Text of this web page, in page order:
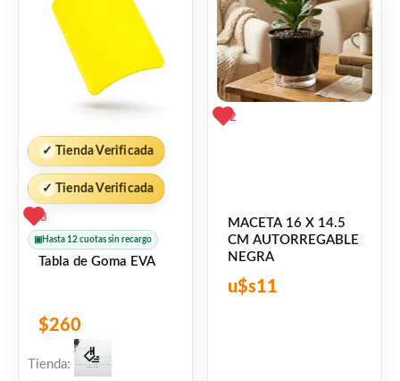
✓ Tienda Verificada
✓ Tienda Verificada
3
▣ Hasta 12 cuotas sin recargo
Tabla de Goma EVA
$260
Tienda:
2
MACETA 16 X 14.5
CM AUTORREGABLE
NEGRA
u$s11